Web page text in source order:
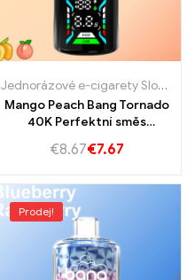
,Jednorázové e-cigarety
Jednorázové e-cigarety Slovensko
Mango Peach Bang Tornado
40K Perfektní směs
broskev
€8.67€7.67
Prodej!